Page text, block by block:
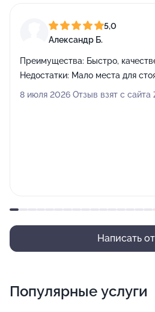
5,0
Александр Б.
Преимущества: Быстро,
Недостатки: Мало места для
8 июля 2026 Отзыв взят с сайта
Написать
Популярные услуги